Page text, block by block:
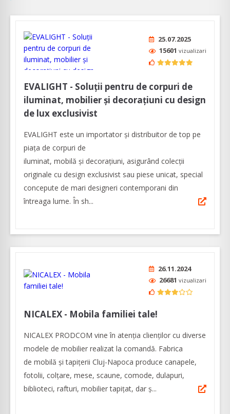
25.07.2025
15601 vizualizari
EVALIGHT - Soluții pentru de corpuri de
iluminat, mobilier și decorațiuni cu design
de lux exclusivist
EVALIGHT este un importator și distribuitor de top pe
piața de corpuri de
iluminat, mobilă și decorațiuni, asigurând colecții
originale cu design exclusivist sau piese unicat, special
concepute de mari designeri contemporani din
întreaga lume. În sh...
26.11.2024
26681 vizualizari
NICALEX - Mobila familiei tale!
NICALEX PRODCOM vine în atenția clienților cu diverse
modele de mobilier realizat la comandă. Fabrica
de mobilă și tapițerii Cluj-Napoca produce canapele,
fotolii, colțare, mese, scaune, comode, dulapuri,
biblioteci, rafturi, mobilier tapițat, dar ș...